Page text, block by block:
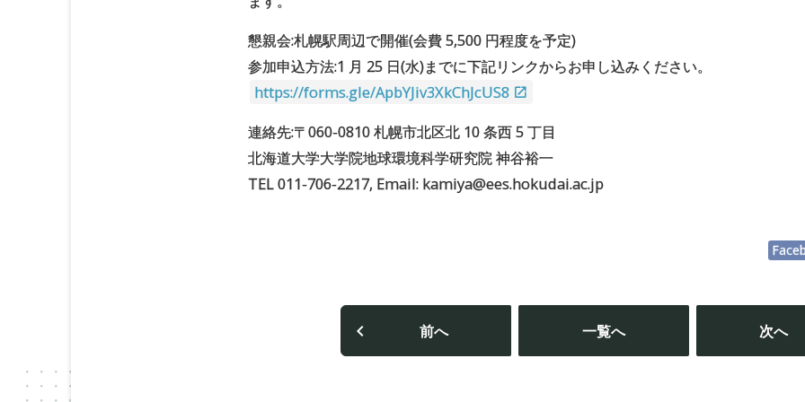
懇親会:札幌駅周辺で開催(会費 5,500 円程度を予定)
参加申込方法:1 月 25 日(水)までに下記リンクからお申し込みください。
https://forms.gle/ApbYJiv3XkChJcUS8
連絡先:〒060-0810 札幌市北区北 10 条西 5 丁目
北海道大学大学院地球環境科学研究院 神谷裕一
TEL 011-706-2217, Email: kamiya@ees.hokudai.ac.jp
投
稿
ナ
ビ
前へ 一覧へ 次へ